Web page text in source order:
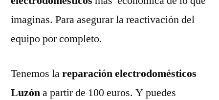
imaginas. Para asegurar la reactivación del
equipo por completo.
Tenemos lareparación electrodomésticos
Luzóna partir de 100 euros. Y puedes